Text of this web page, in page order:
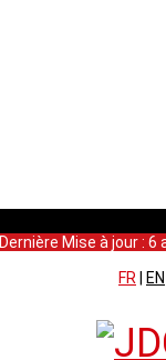
Dernière Mise à jour : 6
FR
EN